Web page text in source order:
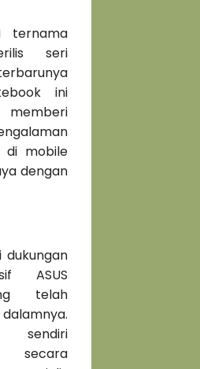
ternama
seri
ini
di mobile
dengan
ASUS
telah
secara